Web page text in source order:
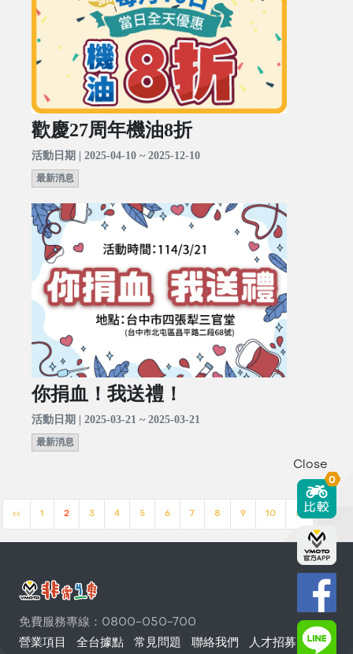
歡慶27周年機油8折
活動日期 | 2025-04-10 ~ 2025-12-10
最新消息
你捐血！我送禮！
活動日期 | 2025-03-21 ~ 2025-03-21
最新消息
<< 1 2 3 4 5 6 7 8 9 10 >>
免費服務專線：0800-050-700
營業項目
全台據點 常見問題 聯絡我們 人才招募
Close
0